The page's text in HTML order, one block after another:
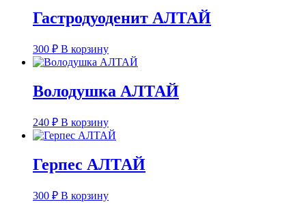
Гастродуоденит АЛТАЙ
300 ₽ В корзину
Володушка АЛТАЙ
240 ₽ В корзину
Герпес АЛТАЙ
300 ₽ В корзину